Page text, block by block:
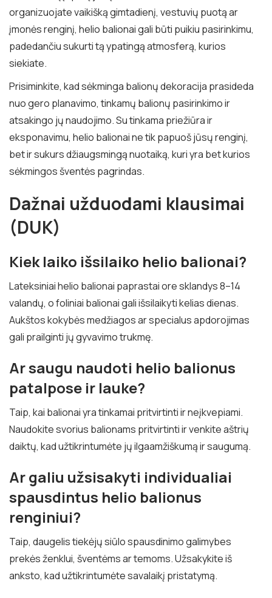
organizuojate vaikišką gimtadienį, vestuvių puotą ar
įmonės renginį, helio balionai gali būti puikiu pasirinkimu,
padedančiu sukurti tą ypatingą atmosferą, kurios
siekiate.
Prisiminkite, kad sėkminga balionų dekoracija prasideda
nuo gero planavimo, tinkamų balionų pasirinkimo ir
atsakingo jų naudojimo. Su tinkama priežiūra ir
eksponavimu, helio balionai ne tik papuoš jūsų renginį,
bet ir sukurs džiaugsmingą nuotaiką, kuri yra bet kurios
sėkmingos šventės pagrindas.
Dažnai užduodami klausimai
(DUK)
Kiek laiko išsilaiko helio balionai?
Lateksiniai helio balionai paprastai ore sklandys 8–14
valandų, o foliniai balionai gali išsilaikyti kelias dienas.
Aukštos kokybės medžiagos ar specialus apdorojimas
gali prailginti jų gyvavimo trukmę.
Ar saugu naudoti helio balionus
patalpose ir lauke?
Taip, kai balionai yra tinkamai pritvirtinti ir neįkvepiami.
Naudokite svorius balionams pritvirtinti ir venkite aštrių
daiktų, kad užtikrintumėte jų ilgaamžiškumą ir saugumą.
Ar galiu užsisakyti individualiai
spausdintus helio balionus
renginiui?
Taip, daugelis tiekėjų siūlo spausdinimo galimybes
prekės ženklui, šventėms ar temoms. Užsakykite iš
anksto, kad užtikrintumėte savalaikį pristatymą.